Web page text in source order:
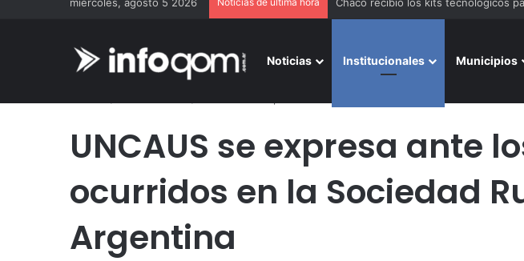
Noticias Institucionales Municipios
UNCAUS se expresa ante
ocurridos en la Sociedad
Argentina